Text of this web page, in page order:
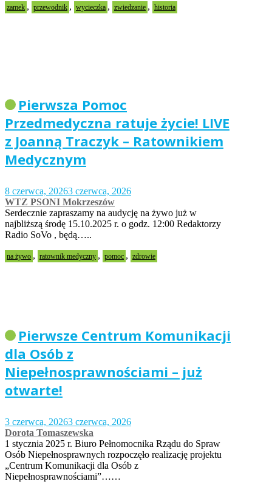
zamek , przewodnik , wycieczka , zwiedzanie , historia
Pierwsza Pomoc
Przedmedyczna ratuje życie! LIVE
z Joanną Traczyk – Ratownikiem
Medycznym
8 czerwca, 20263 czerwca, 2026
WTZ PSONI Mokrzeszów
Serdecznie zapraszamy na audycję na żywo już w
najbliższą środę 15.10.2025 r. o godz. 12:00 Redaktorzy
Radio SoVo , będą…..
na żywo , ratownik medyczny , pomoc , zdrowie
Pierwsze Centrum Komunikacji
dla Osób z
Niepełnosprawnościami – już
otwarte!
3 czerwca, 20263 czerwca, 2026
Dorota Tomaszewska
1 stycznia 2025 r. Biuro Pełnomocnika Rządu do Spraw
Osób Niepełnosprawnych rozpoczęło realizację projektu
„Centrum Komunikacji dla Osób z
Niepełnosprawnościami”……